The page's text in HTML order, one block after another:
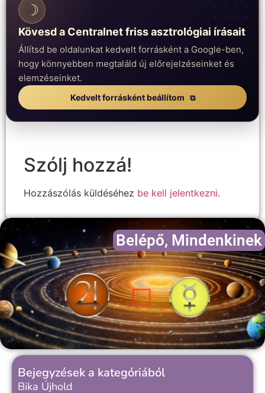
☽
Kövesd a Centralnet friss asztrológiai írásait
Állítsd be oldalunkat kedvelt forrásként a Google-ben,
hogy könnyebben megtaláld új előrejelzéseinket és
elemzéseinket.
Kedvelt forrásként beállítom
Szólj hozzá!
Hozzászólás küldéséhez be kell jelentkezni.
Belépő, Mindenkinek
Bejegyzések a kategóriából
Bika Újhold